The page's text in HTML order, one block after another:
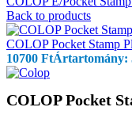
Back to products
COLOP Pocket Stamp
10700 FtÁrtartomány:
COLOP Pocket